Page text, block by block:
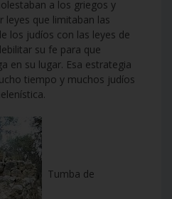
a los griegos y
leyes que limitaban las
los judíos con las leyes de
su fe para que
en su lugar. Esa estrategia
tiempo y muchos judíos
Tumba de